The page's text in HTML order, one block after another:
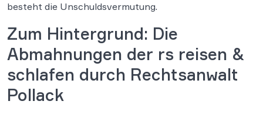
besteht die Unschuldsvermutung.
Zum Hintergrund: Die
Abmahnungen der rs reisen &
schlafen durch Rechtsanwalt
Pollack